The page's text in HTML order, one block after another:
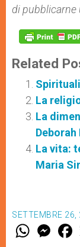
di pubblicarne
Related
La
La
Deborah
La vita:
Maria
SETTEMBRE
W M
e a